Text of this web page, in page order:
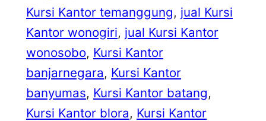
Kursi Kantor temanggung, jual Kursi
Kantor wonogiri, jual Kursi Kantor
wonosobo, Kursi Kantor
banjarnegara, Kursi Kantor
banyumas, Kursi Kantor batang
Kursi Kantor blora, Kursi Kantor